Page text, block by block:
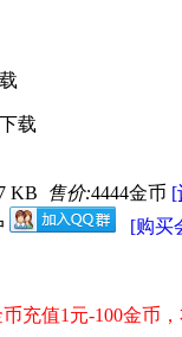
载
KB 售价:4444金币 [
[购买
充值1元-100金币